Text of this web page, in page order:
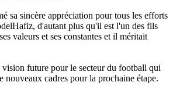
sa sincère appréciation pour tous les efforts
d'autant plus qu'il est l'un des fils
valeurs et ses constantes et il méritait
future pour le secteur du football qui
nouveaux cadres pour la prochaine étape.